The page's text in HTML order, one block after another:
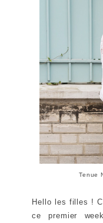
Tenue
Hello les filles !
ce premier